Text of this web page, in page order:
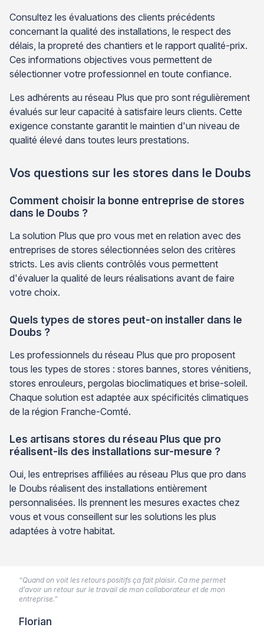
Consultez les évaluations des clients précédents
concernant la qualité des installations, le respect des
délais, la propreté des chantiers et le rapport qualité-prix.
Ces informations objectives vous permettent de
sélectionner votre professionnel en toute confiance.
Les adhérents au réseau Plus que pro sont régulièrement
évalués sur leur capacité à satisfaire leurs clients. Cette
exigence constante garantit le maintien d'un niveau de
qualité élevé dans toutes leurs prestations.
Vos questions sur les stores dans le Doubs
Comment choisir la bonne entreprise de stores
dans le Doubs ?
La solution Plus que pro vous met en relation avec des
entreprises de stores sélectionnées selon des critères
stricts. Les avis clients contrôlés vous permettent
d'évaluer la qualité de leurs réalisations avant de faire
votre choix.
Quels types de stores peut-on installer dans le
Doubs ?
Les professionnels du réseau Plus que pro proposent
tous les types de stores : stores bannes, stores vénitiens,
stores enrouleurs, pergolas bioclimatiques et brise-soleil.
Chaque solution est adaptée aux spécificités climatiques
de la région Franche-Comté.
Les artisans stores du réseau Plus que pro
réalisent-ils des installations sur-mesure ?
Oui, les entreprises affiliées au réseau Plus que pro dans
le Doubs réalisent des installations entièrement
personnalisées. Ils prennent les mesures exactes chez
vous et vous conseillent sur les solutions les plus
adaptées à votre habitat.
“Quand on voit les retours positifs ça fait plaisir. Ca me permet
d’avoir un retour sur le travail de mon collaborateur et de mon
entreprise.”
Florian